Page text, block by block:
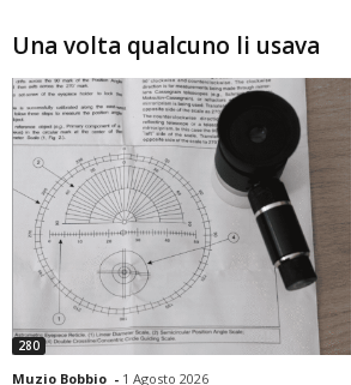
Una volta qualcuno li usava
280
Muzio Bobbio - 1 Agosto 2026